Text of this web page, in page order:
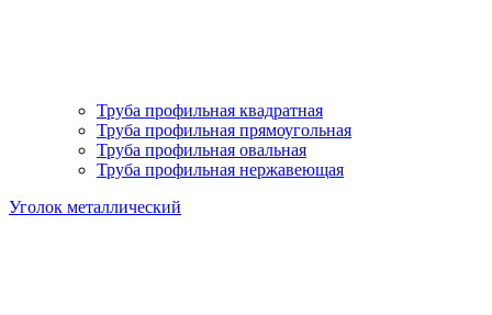
Труба профильная квадратная
Труба профильная прямоугольная
Труба профильная овальная
Труба профильная нержавеющая
Уголок металлический